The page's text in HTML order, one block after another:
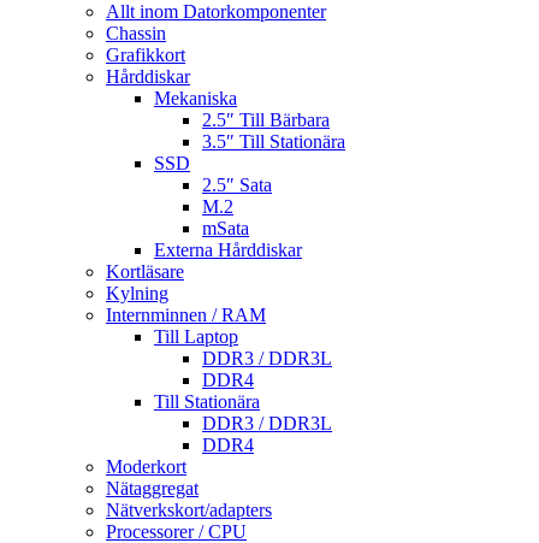
Allt inom Datorkomponenter
Chassin
Grafikkort
Hårddiskar
Mekaniska
2.5″ Till Bärbara
3.5″ Till Stationära
SSD
2.5″ Sata
M.2
mSata
Externa Hårddiskar
Kortläsare
Kylning
Internminnen / RAM
Till Laptop
DDR3 / DDR3L
DDR4
Till Stationära
DDR3 / DDR3L
DDR4
Moderkort
Nätaggregat
Nätverkskort/adapters
Processorer / CPU